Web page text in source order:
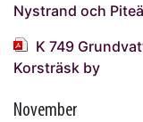
Nystrand och
K 749
Korsträsk by
November